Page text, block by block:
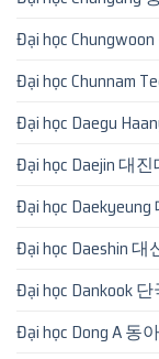
Đại học
Đại học Chunnam
Đại học Daegu
Đại học Daejin 대
Đại học
Đại học Daeshin
Đại học Dankook
Đại học Dong A 동